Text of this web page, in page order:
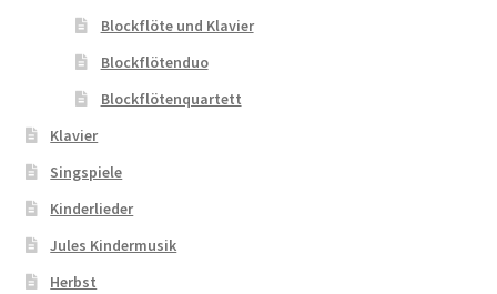
Blockflöte und Klavier
Blockflötenduo
Blockflötenquartett
Klavier
Singspiele
Kinderlieder
Jules Kindermusik
Herbst